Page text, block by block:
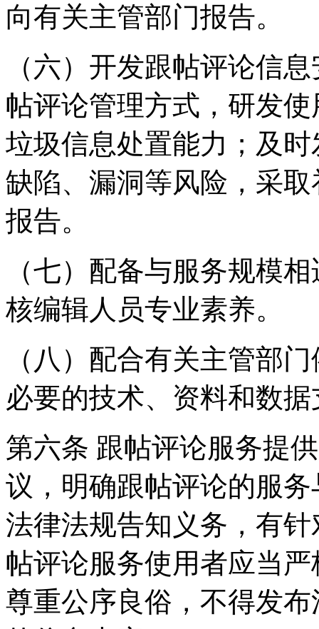
向有关主管部门报告。
（六）开发跟帖评论信
帖评论管理方式，研发
垃圾信息处置能力；及
缺陷、漏洞等风险，采
报告。
（七）配备与服务规模
核编辑人员专业素养。
（八）配合有关主管部
必要的技术、资料和数
第六条 跟帖评论服务提
议，明确跟帖评论的服
法律法规告知义务，有
帖评论服务使用者应当
尊重公序良俗，不得发